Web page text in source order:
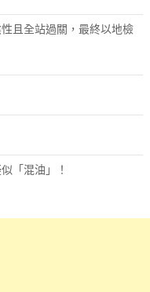
且全站過關，最終以地檢
「混油」！